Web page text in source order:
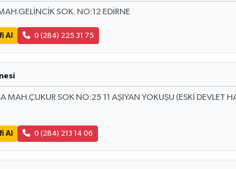
SOK. NO:12 EDİRNE
Al 0 (284) 225 31 75
MAH.ÇUKUR SOK NO:25 11 AŞİYAN YOKUŞU (ESKİ DEVLET
Al 0 (284) 213 14 06